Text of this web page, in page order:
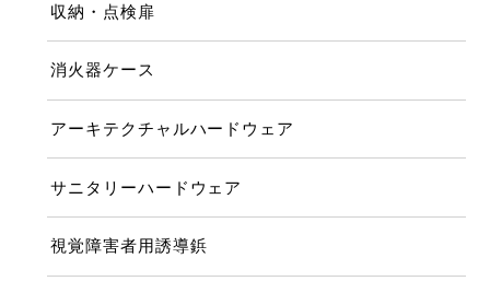
収納・点検扉
消火器ケース
アーキテクチャルハードウェア
サニタリーハードウェア
視覚障害者用誘導鋲